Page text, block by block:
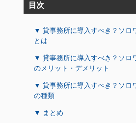
目次
▼ 貸事務所に導入すべき？ソロ
とは
▼ 貸事務所に導入すべき？ソロ
のメリット・デメリット
▼ 貸事務所に導入すべき？ソロ
の種類
▼ まとめ